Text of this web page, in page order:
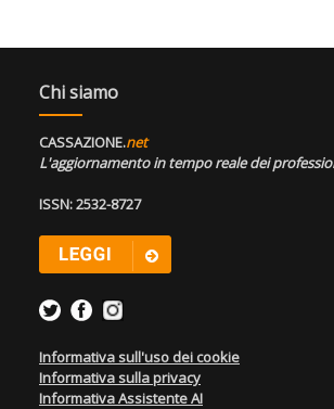
Chi siamo
CASSAZIONE.net
L'aggiornamento in tempo reale dei
ISSN: 2532-8727
Informativa sull'uso dei cookie
Informativa sulla privacy
Informativa Assistente AI